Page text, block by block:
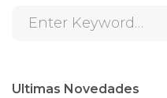
Ultimas Novedades